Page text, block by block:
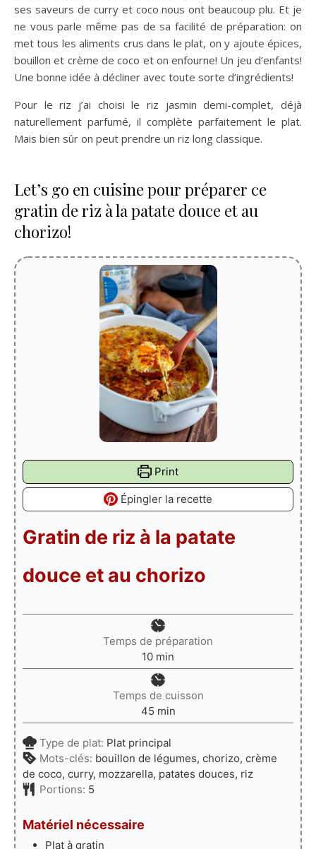
ses saveurs de curry et coco nous ont beaucoup plu. Et je
ne vous parle même pas de sa facilité de préparation: on
met tous les aliments crus dans le plat, on y ajoute épices,
bouillon et crème de coco et on enfourne! Un jeu d’enfants!
Une bonne idée à décliner avec toute sorte d’ingrédients!
Pour le riz j’ai choisi le riz jasmin demi-complet, déjà
naturellement parfumé, il complète parfaitement le plat.
Mais bien sûr on peut prendre un riz long classique.
Let’s go en cuisine pour préparer ce
gratin de riz à la patate douce et au
chorizo!
Print
Épingler la recette
Gratin de riz à la patate
douce et au chorizo
Temps de préparation
10minutes
min
Temps de cuisson
45minutes
min
Type de plat: Plat principal
Mots-clés: bouillon de légumes, chorizo, crème
de coco, curry, mozzarella, patates douces, riz
Portions: 5
Matériel nécessaire
Plat à gratin